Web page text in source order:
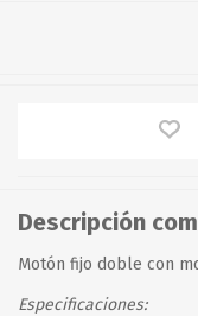
Descripción
Motón fijo doble con
Especificaciones: